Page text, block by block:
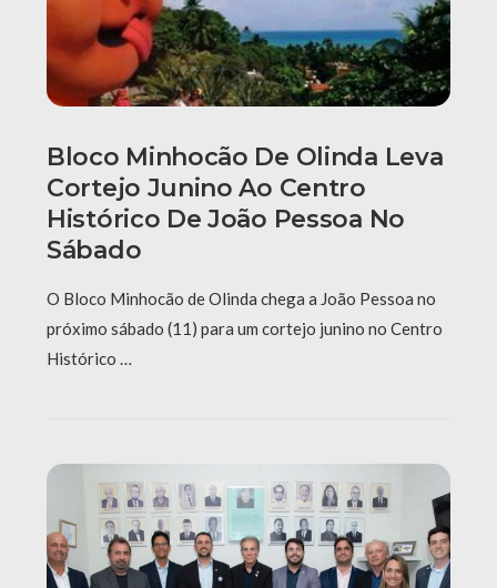
Bloco Minhocão De Olinda Leva
Cortejo Junino Ao Centro
Histórico De João Pessoa No
Sábado
O Bloco Minhocão de Olinda chega a João Pessoa no
próximo sábado (11) para um cortejo junino no Centro
Histórico …